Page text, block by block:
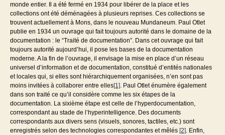
monde entier. Il a été fermé en 1934 pour libérer de la place et les
collections ont été déménagées à plusieurs reprises. Ces collections se
trouvent actuellement à Mons, dans le nouveau Mundaneum. Paul Otlet
publie en 1934 un ouvrage qui fait toujours autorité dans le domaine de la
documentation : le “Traité de documentation”. Dans cet ouvrage qui fait
toujours autorité aujourd’hui, il pose les bases de la documentation
moderne. A la fin de l’ouvrage, il envisage la mise en place d’un réseau
universel d’information et de documentation, constitué d’entités nationales
et locales qui, si elles sont hiérarchiquement organisées, n’en sont pas
moins invitées à collaborer entre elles[1] . Paul Otlet énumère également
dans son traité ce qu’il considère comme les six étapes de la
documentation. La sixième étape est celle de l’hyperdocumentation,
correspondant au stade de l’hyperintelligence. Des documents
correspondants aux divers sens (visuels, sonores, tactiles, etc.) sont
enregistrés selon des technologies correspondantes et mêlés [2] . Enfin,